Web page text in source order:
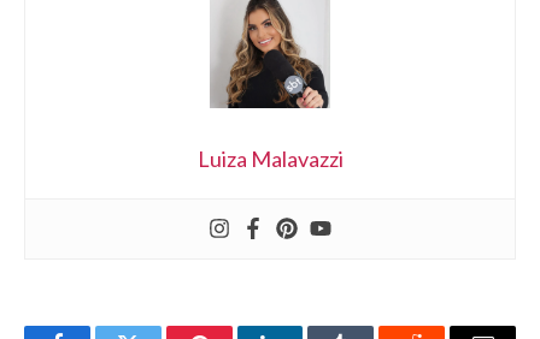
Luiza Malavazzi